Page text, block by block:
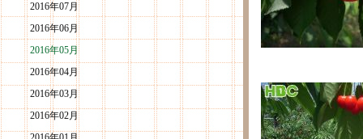
2016年07月
2016年06月
2016年05月
2016年04月
2016年03月
2016年02月